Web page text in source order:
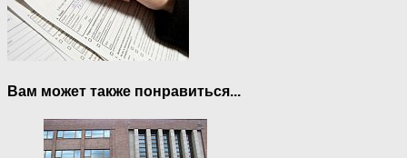
Вам может также понравиться...